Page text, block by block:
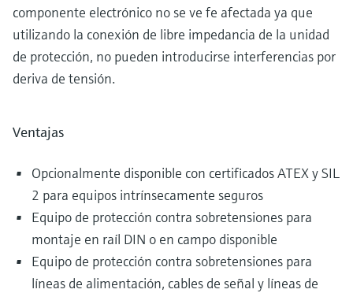
componente electrónico no se ve fe afectada ya que
utilizando la conexión de libre impedancia de la unidad
de protección, no pueden introducirse interferencias por
deriva de tensión.
Ventajas
Opcionalmente disponible con certificados ATEX y SIL
2 para equipos intrínsecamente seguros
Equipo de protección contra sobretensiones para
montaje en raíl DIN o en campo disponible
Equipo de protección contra sobretensiones para
líneas de alimentación, cables de señal y líneas de